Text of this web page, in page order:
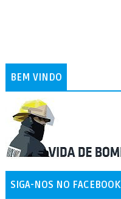
BEM VINDO
SIGA-NOS NO FACEBOOK